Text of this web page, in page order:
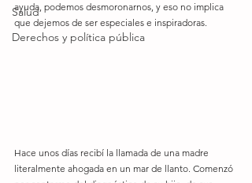
Salud
Derechos y política pública
ayuda, podemos desmoronarnos, y eso no implica
que dejemos de ser especiales e inspiradoras.
Hace unos días recibí la llamada de una madre
literalmente ahogada en un mar de llanto. Comenzó